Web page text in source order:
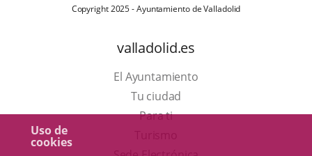
Uso de
cookies
Copyright 2025 - Ayuntamiento de Valladolid
valladolid.es
El Ayuntamiento
Tu ciudad
Para ti